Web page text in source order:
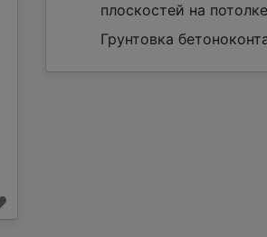
плоскостей на потолке
Грунтовка